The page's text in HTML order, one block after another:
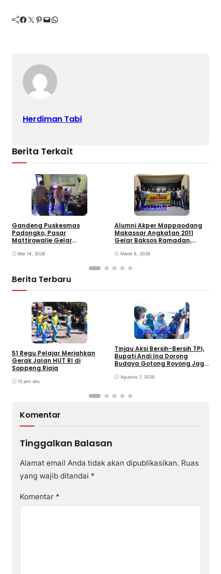
Facebook Twitter Pinterest Mail WhatsApp
Herdiman Tabi
Berita Terkait
KESEHATAN
Gandeng Puskesmas
Padongko, Pasar
Mattirowalie Gelar
Rutin
Mei 14, 2026
KESEHATAN
Alumni Akper Mappaodang
Makassar Angkatan 2011
Gelar Baksos Ramadan,
Warga Kurang Mampu di
Maret 8, 2026
Berita Terbaru
VIDEO
51 Regu Pelajar Meriahkan
Gerak Jalan HUT RI di
Soppeng Riaja
15 jam lalu
Pemerintahan
Tinjau Aksi Bersih-Bersih TPI,
Bupati Andi Ina Dorong
Budaya Gotong Royong Jaga
Agustus 7, 2026
Komentar
Tinggalkan Balasan
Alamat email Anda tidak akan dipublikasikan. Ruas
yang wajib ditandai *
Komentar *